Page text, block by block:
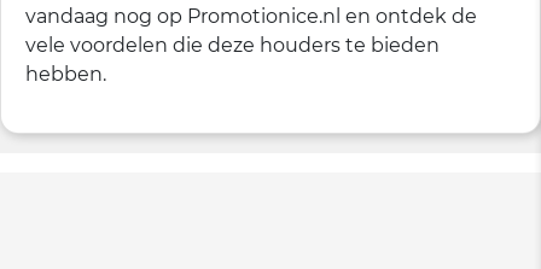
vandaag nog op Promotionice.nl en ontdek de
vele voordelen die deze houders te bieden
hebben.